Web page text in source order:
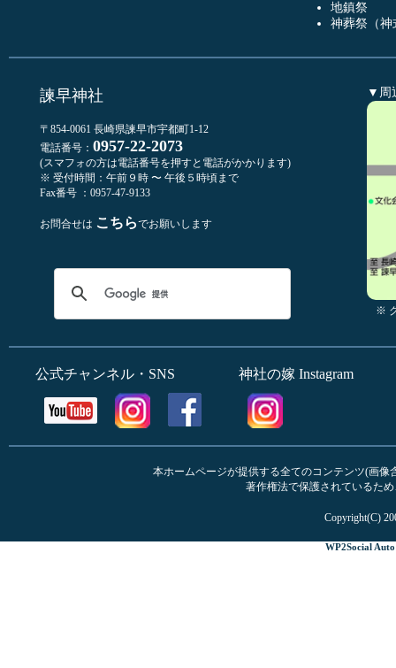
地鎮祭
神葬祭（神
諫早神社
〒854-0061 長崎県諫早市宇都町1-12
電話番号： 0957-22-2073
(スマフォの方は電話番号を押すと電話がかかります)
※ 受付時間：午前９時 〜 午後５時頃まで
Fax番号 ：0957-47-9133
お問合せは こちらでお願いします
▼周
※
公式チャンネル・SNS 神社の嫁 Instagram
本ホームページが提供する全てのコンテンツ(画
著作権法で保護されているた
Copyright(C)
WP2Social